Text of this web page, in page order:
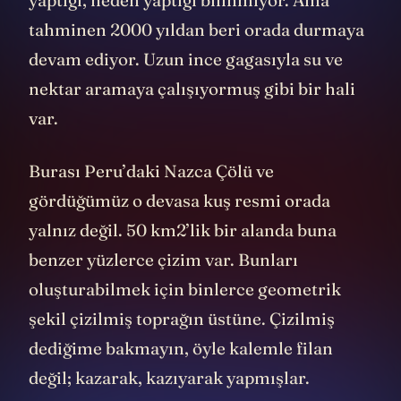
tahminen 2000 yıldan beri orada durmaya
devam ediyor. Uzun ince gagasıyla su ve
nektar aramaya çalışıyormuş gibi bir hali
var.
Burası Peru’daki Nazca Çölü ve
gördüğümüz o devasa kuş resmi orada
yalnız değil. 50 km2’lik bir alanda buna
benzer yüzlerce çizim var. Bunları
oluşturabilmek için binlerce geometrik
şekil çizilmiş toprağın üstüne. Çizilmiş
dediğime bakmayın, öyle kalemle filan
değil; kazarak, kazıyarak yapmışlar.